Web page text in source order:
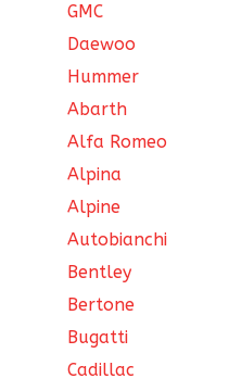
GMC
Daewoo
Hummer
Abarth
Alfa Romeo
Alpina
Alpine
Autobianchi
Bentley
Bertone
Bugatti
Cadillac